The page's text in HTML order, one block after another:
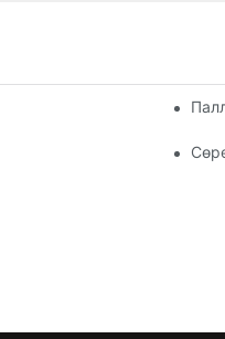
Сақтау
Керек